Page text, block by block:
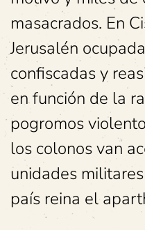
masacrados. En
Jerusalén
confiscadas y
en función de la
pogromos
los colonos van
unidades
país reina el